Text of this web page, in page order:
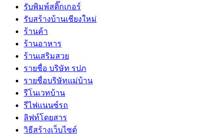
รับพิมพ์สติ๊กเกอร์
รับสร้างบ้านเชียงใหม่
ร้านค้า
ร้านอาหาร
ร้านเสริมสวย
รายชื่อ บริษัท รปภ
รายชื่อบริษัทแม่บ้าน
รีโนเวทบ้าน
รีไฟแนนซ์รถ
ลิฟท์โดยสาร
วิธีสร้างเว็บไซต์